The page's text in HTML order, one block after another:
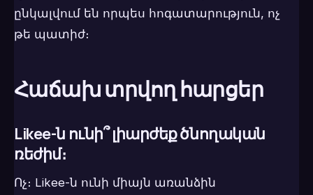
ընկալվում են որպես հոգատարություն, ոչ
թե պատիժ։
Հաճախ տրվող հարցեր
Likee-ն ունի՞ լիարժեք ծնողական
ռեժիմ։
Ոչ։ Likee-ն ունի միայն առանձին